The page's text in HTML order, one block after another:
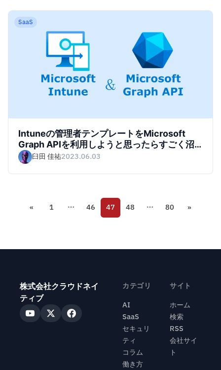
SaaS
Intuneの管理者テンプレートをMicrosoft
Graph APIを利用しようと思ったらすごく沼
ったのでその経緯をまとめてみた
臼田 佳祐2023.06.03
« 1 … 46 47 48 … 80 »
株式会社クラウドネイ
ティブ
カテゴリ
AI
SaaS
セキュリ
ティ
コラム
働き方
サイト
ホーム
検索
RSS
会社サイ
ト